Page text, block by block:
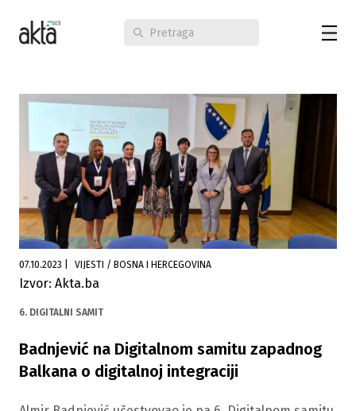
07.10.2023 VIJESTI / BOSNA I HERCEGOVINA
Izvor: Akta.ba
6. DIGITALNI SAMIT
Badnjević na Digitalnom samitu zapadnog
Balkana o digitalnoj integraciji